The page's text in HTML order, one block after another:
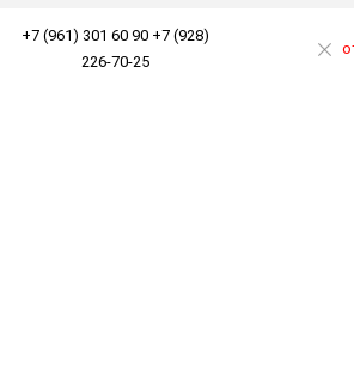
+7 (961) 301 60 90 +7 (928)
226-70-25